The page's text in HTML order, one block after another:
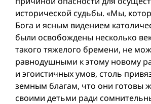
исторической судьбы. «Мы,
Бога и ясным видением
были освобождены несколько
такого тяжелого бремени, не
равнодушными к этому новому
и эгоистичных умов, столь
земным благам, что они готовы
своими детьми ради